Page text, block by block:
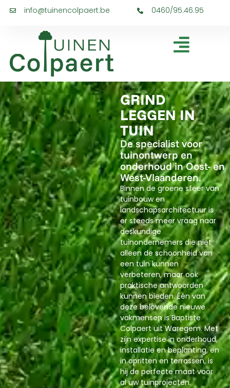
info@tuinencolpaert.be 0460/95.46.95
GRIND
LEGGEN IN
TUIN
De specialist voor
tuinontwerp en
onderhoud in Oost- en
West-Vlaanderen.
Binnen de groene sfeer van
tuinbouw en
landschapsarchitectuur is
er steeds meer vraag naar
deskundige
tuinondernemers die niet
alleen de schoonheid van
een tuin kunnen
verbeteren, maar ook
praktische antwoorden
kunnen bieden. Één van
deze belovende nieuwe
vakmensen is Baptiste
Colpaert uit Waregem. Met
zijn expertise in onderhoud,
installatie en beplanting, en
in opritten en terrassen, is
hij de perfecte maat voor
al uw tuinprojecten.